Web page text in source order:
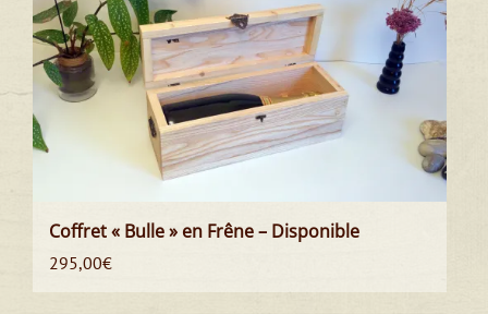
Coffret « Bulle » en Frêne – Disponible
295,00€